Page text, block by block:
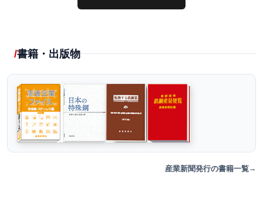
書籍・出版物
産業新聞発行の書籍一覧